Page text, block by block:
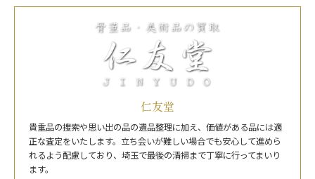
仁友堂
貴重品の捜索や思い出の品の遺品整理に加え、価値がある品には適
正な査定をいたします。立ち会いが難しい場合でも安心して進めら
れるよう配慮しており、埼玉で最後の清掃まで丁寧に行ってまいり
ます。